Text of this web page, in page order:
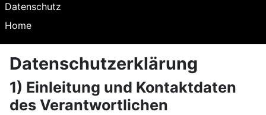
Datenschutz
Home
Datenschutzerklärung
1) Einleitung und Kontaktdaten
des Verantwortlichen